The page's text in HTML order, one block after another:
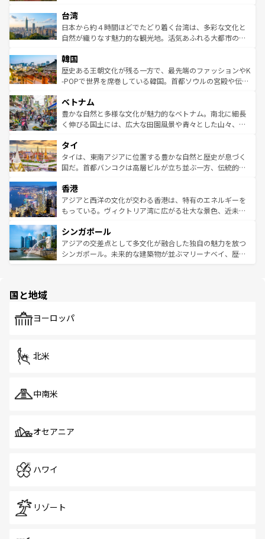
ならではの贅沢な旅のスタイルだ。 なお、新着のアメリカ
情報はコンテンツ一覧を参照してほしい。
れるおもてなしの心で訪れる人々を迎えてくれるハワイの
人々、おいしいローカルフードやハワイアンミュージッ
ク、伝統的なフラダンスなど、すべてがハワイの魅力を彩
ワイを、存分に味わってほしい。 なお、新着のハワイ情報
はコンテンツ一覧を参照してほしい。
リアリーフや大陸中央部にそびえるウルル（エアーズロッ
ク）、タスマニアの美しい原生林やケアンズの熱帯雨林な
ど、見どころがたくさん。また、カフェやワイン、オージ
いる。アクティビティも充実しており、サーフィンやダイ
ビング、ハイキングなど、アウトドア好きにはたまらな
い。オーストラリアの多彩な魅力を存分に味わいつくそ
参照してほしい。
台湾
日本から約４時間ほどでたどり着く台湾は、多彩な文化と
自然が織りなす魅力的な観光地。活気あふれる大都市の台
ン）、静ひつな山岳地帯である台湾東部など、都市の喧騒
と山間の静けさが共存しており、訪れる人に新しい発見と
驚きをもたらしてくれる。また、奥深い台湾の食文化も魅
容にもいいと評判のスイーツなど、バラエティ豊かな料理
が味わえる。 なお、新着の台湾情報は コンテンツ一覧を参
照してほしい。
韓国
歴史ある王朝文化が残る一方で、最先端のファッションやK
-POPで世界を席巻している韓国。首都ソウルの宮殿や伝統
き、地方に足を延ばせば四季折々の自然美を楽しむことが
できる。そして、キムチや焼肉、絶品のストリートフード
まで、さまざまな韓国料理が待っている。夜には、韓国な
リティに包まれながら、韓国の多彩な魅力を心ゆくまで味
わってみてほしい。 なお、新着の韓国情報はコンテンツ一
覧を参照してほしい。
ベトナム
豊かな自然と多様な文化が魅力的なベトナム。南北に細長
く伸びる国土には、広大な田園風景や青々とした山々、世
急速な発展と共に伝統が息づく。ハノイの古い町並みやホ
ーチミン市のフランス統治時代の建物も、独特の雰囲気を
醸し出している。また、バラエティの豊かさとおいしさで
とつ。フォーやバインミー、ベトナムコーヒーなどは、ぜ
ひ現地で味わいたい。どの地域を訪れてもあたたかい人々
が旅行者を迎えてくれるので、きっと忘れられない旅にな
参照してほしい。
タイ
タイは、東南アジアに位置する豊かな自然と歴史が息づく
国だ。首都バンコクは高層ビルが立ち並ぶ一方、伝統的な
の活気が交差している。北部ではチェンマイなどの山岳地
帯で自然と触れ合い、南部ではプーケットやクラビの美し
いビーチでリゾート気分を楽しむことができる。タイ料理
激する。気候は一年中温暖で、どの季節にも異なる楽しみ
が待っている。親しみやすいタイの人々、仏教を中心とし
た文化、そして多様な観光資源が、訪れる旅人を魅了し続
香港
アジアと西洋の文化が交わる香港は、特有のエネルギーを
もっている。ヴィクトリア湾に広がる壮大な景色、近未来
み、どこを訪れても感動するはず。観光スポットが密集し
ており、効率よく見どころを回れるのも魅力。息をのむよ
うな絶景から文化的な体験まで、香港を存分に楽しみ尽く
シンガポール
アジアの交差点として多文化が融合した独自の魅力を放つ
シンガポール。未来的な建築物が並ぶマリーナベイ、歴史
で、ホーカーズは地元の風情を楽しめる外せないスポット
国と地域
ヨーロッパ
北米
中南米
オセアニア
ハワイ
リゾート